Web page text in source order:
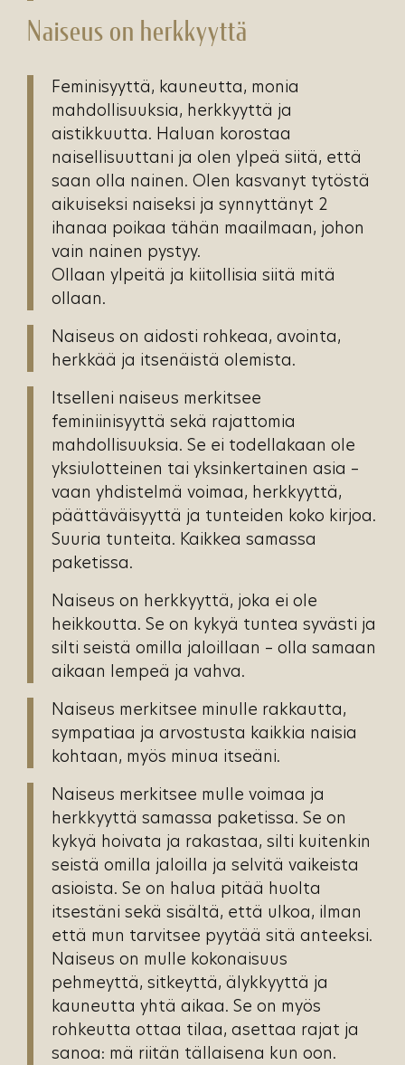
Naiseus on herkkyyttä
Feminisyyttä, kauneutta, monia
mahdollisuuksia, herkkyyttä ja
aistikkuutta. Haluan korostaa
naisellisuuttani ja olen ylpeä siitä, että
saan olla nainen. Olen kasvanyt tytöstä
aikuiseksi naiseksi ja synnyttänyt 2
ihanaa poikaa tähän maailmaan, johon
vain nainen pystyy.
Ollaan ylpeitä ja kiitollisia siitä mitä
ollaan.
Naiseus on aidosti rohkeaa, avointa,
herkkää ja itsenäistä olemista.
Itselleni naiseus merkitsee
feminiinisyyttä sekä rajattomia
mahdollisuuksia. Se ei todellakaan ole
yksiulotteinen tai yksinkertainen asia –
vaan yhdistelmä voimaa, herkkyyttä,
päättäväisyyttä ja tunteiden koko kirjoa.
Suuria tunteita. Kaikkea samassa
paketissa.
Naiseus on herkkyyttä, joka ei ole
heikkoutta. Se on kykyä tuntea syvästi ja
silti seistä omilla jaloillaan – olla samaan
aikaan lempeä ja vahva.
Naiseus merkitsee minulle rakkautta,
sympatiaa ja arvostusta kaikkia naisia
kohtaan, myös minua itseäni.
Naiseus merkitsee mulle voimaa ja
herkkyyttä samassa paketissa. Se on
kykyä hoivata ja rakastaa, silti kuitenkin
seistä omilla jaloilla ja selvitä vaikeista
asioista. Se on halua pitää huolta
itsestäni sekä sisältä, että ulkoa, ilman
että mun tarvitsee pyytää sitä anteeksi.
Naiseus on mulle kokonaisuus
pehmeyttä, sitkeyttä, älykkyyttä ja
kauneutta yhtä aikaa. Se on myös
rohkeutta ottaa tilaa, asettaa rajat ja
sanoa: mä riitän tällaisena kun oon.